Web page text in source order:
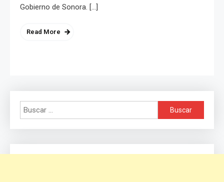
Gobierno de Sonora. […]
Read More
Buscar: